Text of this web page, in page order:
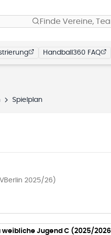
Finde Vereine,
Handball360 FAQ
Spielplan
2025/26)
weibliche Jugend C (2025/